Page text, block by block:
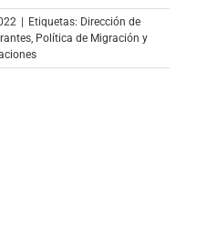
| Etiquetas: Dirección de
Política de Migración y